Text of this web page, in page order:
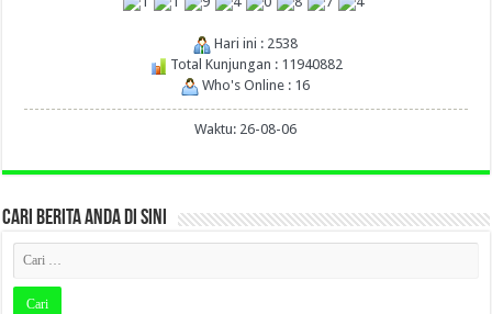
Hari ini : 2538
Total Kunjungan : 11940882
Who's Online : 16
Waktu: 26-08-06
CARI BERITA ANDA DI SINI